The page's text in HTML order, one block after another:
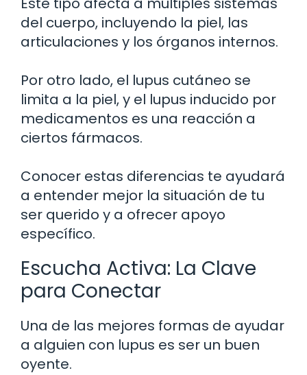
del cuerpo, incluyendo la piel, las
articulaciones y los órganos internos.
Por otro lado, el lupus cutáneo se
limita a la piel, y el lupus inducido por
medicamentos es una reacción a
ciertos fármacos.
Conocer estas diferencias te ayudará
a entender mejor la situación de tu
ser querido y a ofrecer apoyo
específico.
Escucha Activa: La Clave
para Conectar
Una de las mejores formas de ayudar
a alguien con lupus es ser un buen
oyente.